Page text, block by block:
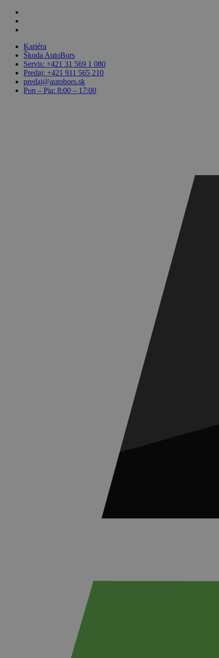
Skip
main
Kariéra
Škoda AutoBors
Servis: +421 31 569 1 080
Predaj: +421 911 565 210
predaj@autobors.sk
Pon – Pia: 8:00 – 17:00